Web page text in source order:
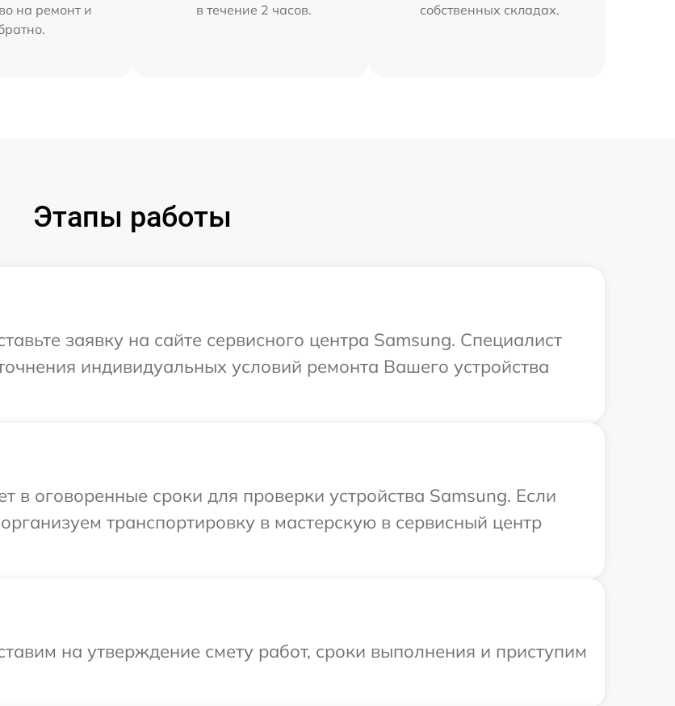
на ремонт и
в течение 2 часов.
собственных складах.
Этапы работы
заявку на сайте сервисного центра Samsung. Специалист
индивидуальных условий ремонта Вашего устройства
оговоренные сроки для проверки устройства Samsung. Если
транспортировку в мастерскую в сервисный центр
на утверждение смету работ, сроки выполнения и приступим